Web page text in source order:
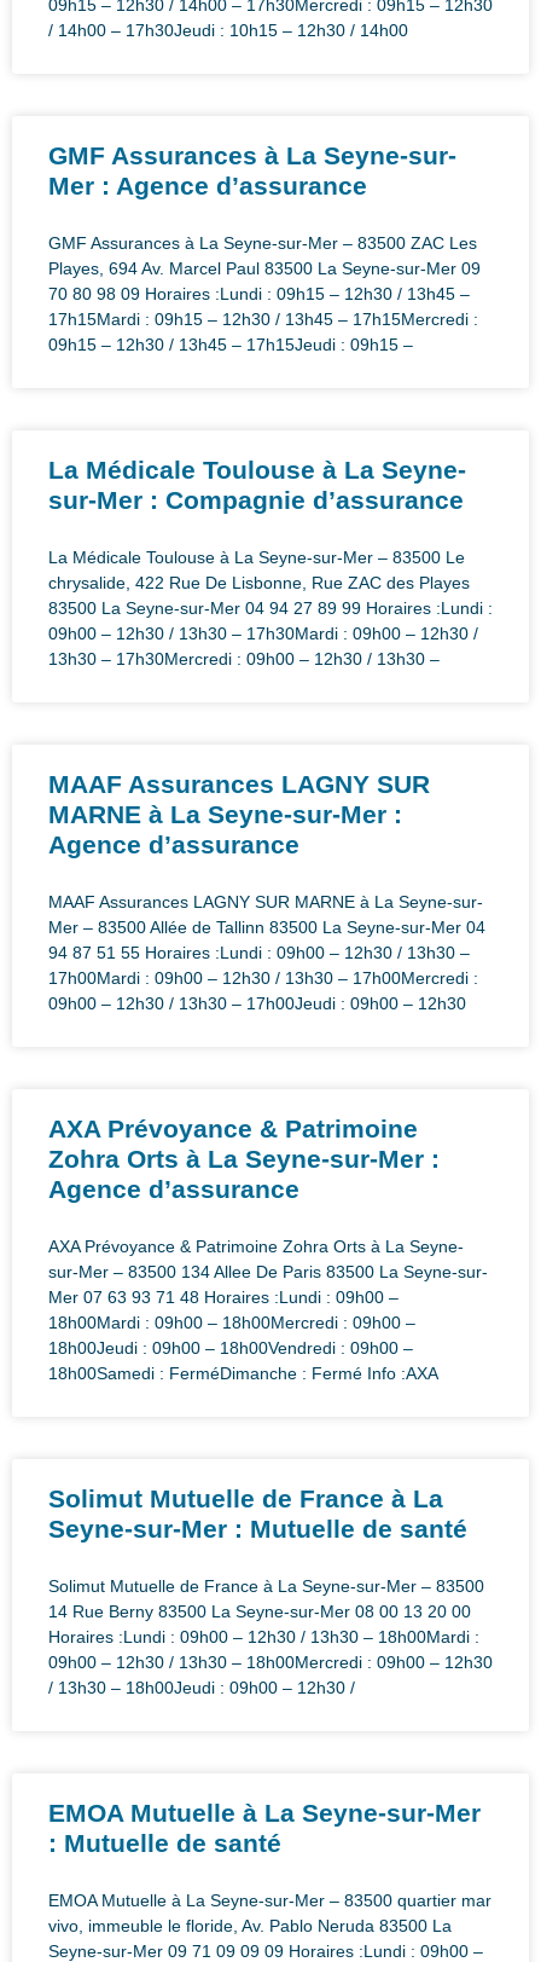
09h15 – 12h30 / 14h00 – 17h30Mercredi : 09h15 – 12h30
/ 14h00 – 17h30Jeudi : 10h15 – 12h30 / 14h00
GMF Assurances à La Seyne-sur-
Mer : Agence d’assurance
GMF Assurances à La Seyne-sur-Mer – 83500 ZAC Les
Playes, 694 Av. Marcel Paul 83500 La Seyne-sur-Mer 09
70 80 98 09 Horaires :Lundi : 09h15 – 12h30 / 13h45 –
17h15Mardi : 09h15 – 12h30 / 13h45 – 17h15Mercredi :
09h15 – 12h30 / 13h45 – 17h15Jeudi : 09h15 –
La Médicale Toulouse à La Seyne-
sur-Mer : Compagnie d’assurance
La Médicale Toulouse à La Seyne-sur-Mer – 83500 Le
chrysalide, 422 Rue De Lisbonne, Rue ZAC des Playes
83500 La Seyne-sur-Mer 04 94 27 89 99 Horaires :Lundi :
09h00 – 12h30 / 13h30 – 17h30Mardi : 09h00 – 12h30 /
13h30 – 17h30Mercredi : 09h00 – 12h30 / 13h30 –
MAAF Assurances LAGNY SUR
MARNE à La Seyne-sur-Mer :
Agence d’assurance
MAAF Assurances LAGNY SUR MARNE à La Seyne-sur-
Mer – 83500 Allée de Tallinn 83500 La Seyne-sur-Mer 04
94 87 51 55 Horaires :Lundi : 09h00 – 12h30 / 13h30 –
17h00Mardi : 09h00 – 12h30 / 13h30 – 17h00Mercredi :
09h00 – 12h30 / 13h30 – 17h00Jeudi : 09h00 – 12h30
AXA Prévoyance & Patrimoine
Zohra Orts à La Seyne-sur-Mer :
Agence d’assurance
AXA Prévoyance & Patrimoine Zohra Orts à La Seyne-
sur-Mer – 83500 134 Allee De Paris 83500 La Seyne-sur-
Mer 07 63 93 71 48 Horaires :Lundi : 09h00 –
18h00Mardi : 09h00 – 18h00Mercredi : 09h00 –
18h00Jeudi : 09h00 – 18h00Vendredi : 09h00 –
18h00Samedi : FerméDimanche : Fermé Info :AXA
Solimut Mutuelle de France à La
Seyne-sur-Mer : Mutuelle de santé
Solimut Mutuelle de France à La Seyne-sur-Mer – 83500
14 Rue Berny 83500 La Seyne-sur-Mer 08 00 13 20 00
Horaires :Lundi : 09h00 – 12h30 / 13h30 – 18h00Mardi :
09h00 – 12h30 / 13h30 – 18h00Mercredi : 09h00 – 12h30
/ 13h30 – 18h00Jeudi : 09h00 – 12h30 /
EMOA Mutuelle à La Seyne-sur-Mer
: Mutuelle de santé
EMOA Mutuelle à La Seyne-sur-Mer – 83500 quartier mar
vivo, immeuble le floride, Av. Pablo Neruda 83500 La
Seyne-sur-Mer 09 71 09 09 09 Horaires :Lundi : 09h00 –